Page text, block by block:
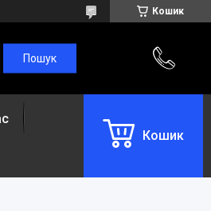
Кошик
Кошик